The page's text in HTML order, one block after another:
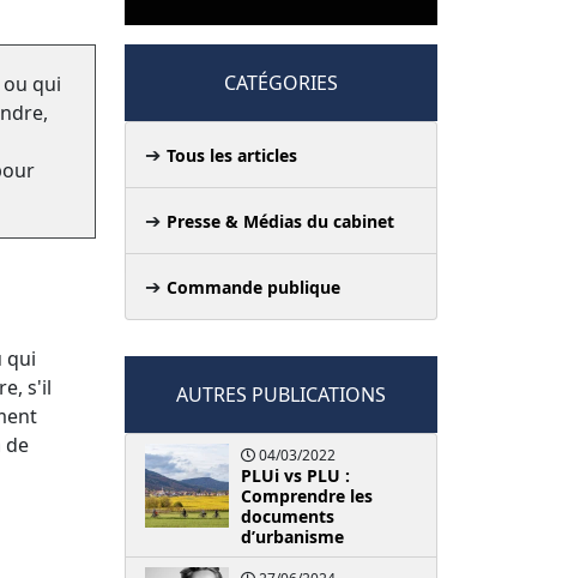
qui
qui
s'il
de
CATÉGORIES
Tous les articles
Presse & Médias du cabinet
Commande publique
AUTRES PUBLICATIONS
04/03/2022
PLUi vs PLU :
Comprendre les
documents
d’urbanisme